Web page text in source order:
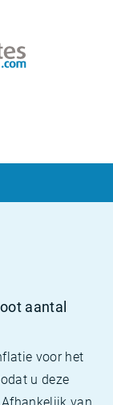
aantal
voor het
u deze